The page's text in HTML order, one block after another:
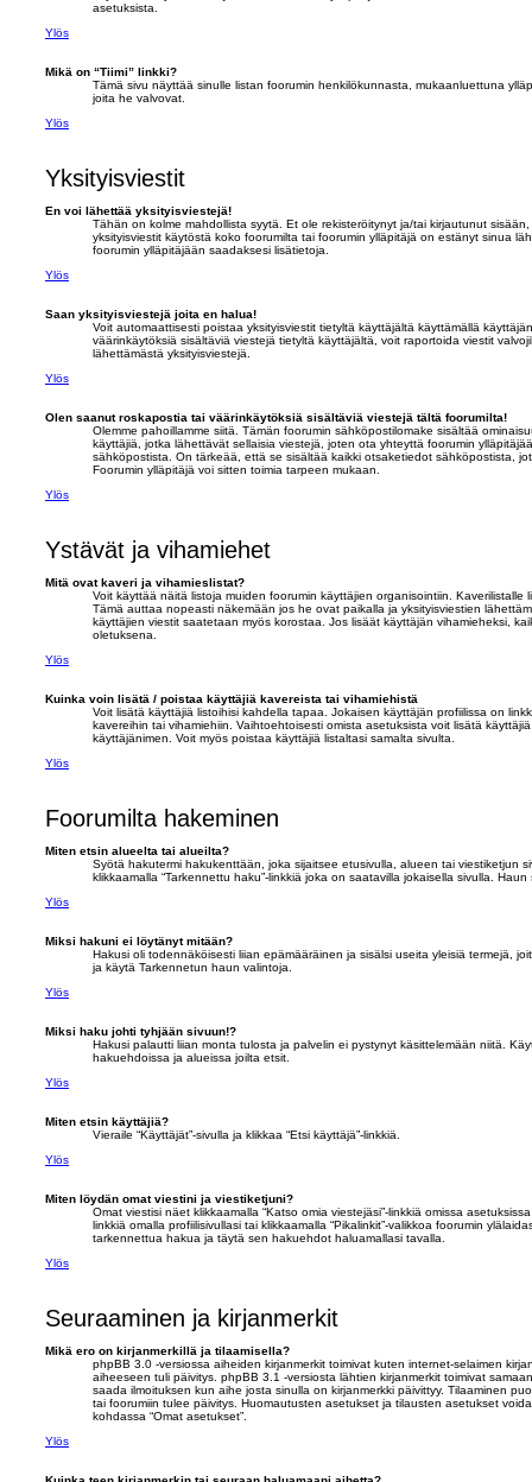
asetuksista.
Ylös
Mikä on “Tiimi” linkki?
Tämä sivu näyttää sinulle listan foorumin henkilökunnasta, mukaanluettuna
joita he valvovat.
Ylös
Yksityisviestit
En voi lähettää yksityisviestejä!
Tähän on kolme mahdollista syytä. Et ole rekisteröitynyt ja/tai kirjautunut
yksityisviestit käytöstä koko foorumilta tai foorumin ylläpitäjä on estänyt sinua
foorumin ylläpitäjään saadaksesi lisätietoja.
Ylös
Saan yksityisviestejä joita en halua!
Voit automaattisesti poistaa yksityisviestit tietyltä käyttäjältä käyttämällä
väärinkäytöksiä sisältäviä viestejä tietyltä käyttäjältä, voit raportoida viestit
lähettämästä yksityisviestejä.
Ylös
Olen saanut roskapostia tai väärinkäytöksiä sisältäviä viestejä tältä foorumilta!
Olemme pahoillamme siitä. Tämän foorumin sähköpostilomake sisältää
käyttäjiä, jotka lähettävät sellaisia viestejä, joten ota yhteyttä foorumin
sähköpostista. On tärkeää, että se sisältää kaikki otsaketiedot sähköpostista,
Foorumin ylläpitäjä voi sitten toimia tarpeen mukaan.
Ylös
Ystävät ja vihamiehet
Mitä ovat kaveri ja vihamieslistat?
Voit käyttää näitä listoja muiden foorumin käyttäjien organisointiin.
Tämä auttaa nopeasti näkemään jos he ovat paikalla ja yksityisviestien
käyttäjien viestit saatetaan myös korostaa. Jos lisäät käyttäjän vihamieheksi,
oletuksena.
Ylös
Kuinka voin lisätä / poistaa käyttäjiä kavereista tai vihamiehistä
Voit lisätä käyttäjiä listoihisi kahdella tapaa. Jokaisen käyttäjän profiilissa on
kavereihin tai vihamiehiin. Vaihtoehtoisesti omista asetuksista voit lisätä
käyttäjänimen. Voit myös poistaa käyttäjiä listaltasi samalta sivulta.
Ylös
Foorumilta hakeminen
Miten etsin alueelta tai alueilta?
Syötä hakutermi hakukenttään, joka sijaitsee etusivulla, alueen tai viestiketjun
klikkaamalla “Tarkennettu haku”-linkkiä joka on saatavilla jokaisella sivulla.
Ylös
Miksi hakuni ei löytänyt mitään?
Hakusi oli todennäköisesti liian epämääräinen ja sisälsi useita yleisiä termejä,
ja käytä Tarkennetun haun valintoja.
Ylös
Miksi haku johti tyhjään sivuun!?
Hakusi palautti liian monta tulosta ja palvelin ei pystynyt käsittelemään niitä.
hakuehdoissa ja alueissa joilta etsit.
Ylös
Miten etsin käyttäjiä?
Vieraile “Käyttäjät”-sivulla ja klikkaa “Etsi käyttäjä”-linkkiä.
Ylös
Miten löydän omat viestini ja viestiketjuni?
Omat viestisi näet klikkaamalla “Katso omia viestejäsi”-linkkiä omissa
linkkiä omalla profiilisivullasi tai klikkaamalla “Pikalinkit”-valikkoa foorumin
tarkennettua hakua ja täytä sen hakuehdot haluamallasi tavalla.
Ylös
Seuraaminen ja kirjanmerkit
Mikä ero on kirjanmerkillä ja tilaamisella?
phpBB 3.0 -versiossa aiheiden kirjanmerkit toimivat kuten internet-selaimen
aiheeseen tuli päivitys. phpBB 3.1 -versiosta lähtien kirjanmerkit toimivat
saada ilmoituksen kun aihe josta sinulla on kirjanmerkki päivittyy. Tilaaminen
tai foorumiin tulee päivitys. Huomautusten asetukset ja tilausten asetukset
kohdassa “Omat asetukset”.
Ylös